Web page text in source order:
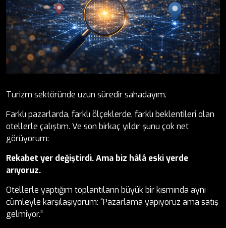
Turizm sektöründe uzun süredir sahadayım.
Farklı pazarlarda, farklı ölçeklerde, farklı beklentileri olan
otellerle çalıştım. Ve son birkaç yıldır şunu çok net
görüyorum:
Rekabet yer değiştirdi. Ama biz hâlâ eski yerde
arıyoruz.
Otellerle yaptığım toplantıların büyük bir kısmında aynı
cümleyle karşılaşıyorum: “Pazarlama yapıyoruz ama satış
gelmiyor.”